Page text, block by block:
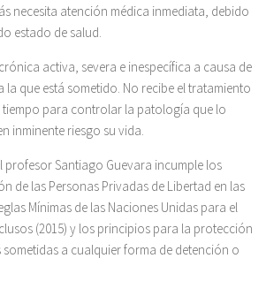
necesita atención médica inmediata, debido
estado de salud.
activa, severa e inespecífica a causa de
la que está sometido. No recibe el tratamiento
para controlar la patología que lo
inminente riesgo su vida.
profesor Santiago Guevara incumple los
de las Personas Privadas de Libertad en las
Mínimas de las Naciones Unidas para el
(2015) y los principios para la protección
a cualquier forma de detención o